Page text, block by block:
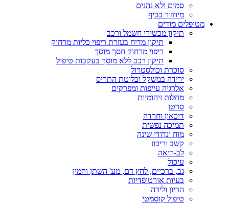
סמים ולא נהנים
מיחזור בכיף
מטופלים מודים
תיקון מכשירי חשמל ורכב
תיקון מדיח בעזרת ריפוי כליות מרחוק
ריפוי מרחוק חסך מוסך
תיקון רכב ללא מוסך בעקבות טיפול
סוכרת וכולסטרול
ירידה במשקל ובלוטת התריס
אלרגיה עייפות ומפרקים
מחלות זיהומיות
סרטן
דיכאון וחרדה
תמיכה נפשית
מוח ונדודי שינה
קשב וריכוז
לב-ריאה
עיכול
גב, ברכיים, לחץ דם, מע' השתן והמין
בעיות אורטופדיות
הריון ולידה
טיפול קוסמטי